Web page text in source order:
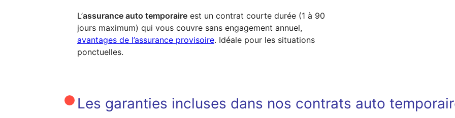
L’assurance auto temporaire est un contrat courte durée (1 à 90
jours maximum) qui vous couvre sans engagement annuel,
avantages de l’assurance provisoire. Idéale pour les situations
ponctuelles.
Les garanties incluses dans nos contrats auto